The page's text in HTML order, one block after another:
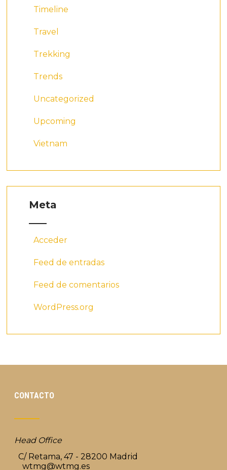
Timeline
Travel
Trekking
Trends
Uncategorized
Upcoming
Vietnam
Meta
Acceder
Feed de entradas
Feed de comentarios
WordPress.org
CONTACTO
Head Office
C/ Retama, 47 - 28200 Madrid
wtmg@wtmg.es